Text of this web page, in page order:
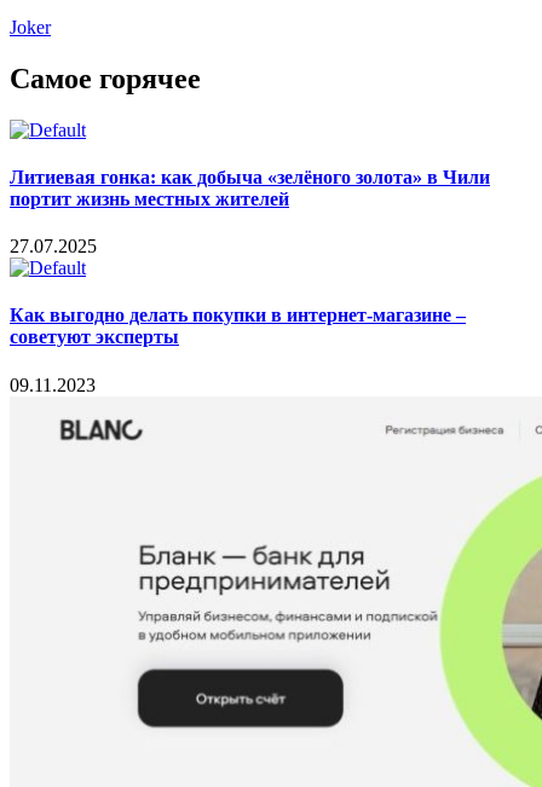
Joker
Самое горячее
Литиевая гонка: как добыча «зелёного золота» в Чили
портит жизнь местных жителей
27.07.2025
Как выгодно делать покупки в интернет-магазине –
советуют эксперты
09.11.2023